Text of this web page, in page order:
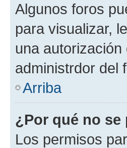
Algunos foros
para visualizar,
una
administrdor del
Arriba
¿Por qué no
Los permisos